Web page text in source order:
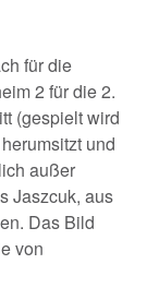
für die
2 für die 2.
(gespielt wird
und
außer
Jaszcuk, aus
Das Bild
von